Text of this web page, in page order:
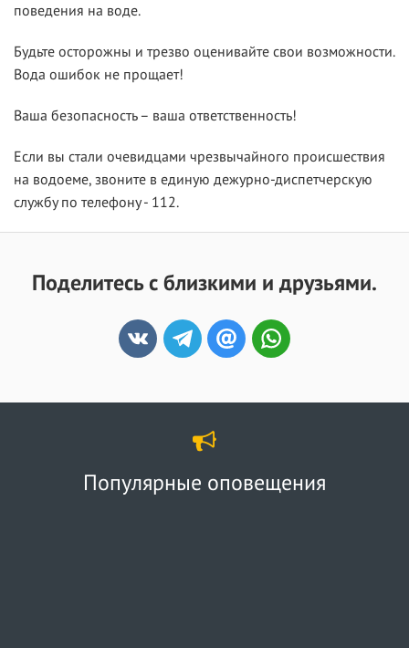
поведения на воде.
Будьте осторожны и трезво оценивайте свои возможности.
Вода ошибок не прощает!
Ваша безопасность – ваша ответственность!
Если вы стали очевидцами чрезвычайного происшествия
на водоеме, звоните в единую дежурно-диспетчерскую
службу по телефону - 112.
Поделитесь с близкими и друзьями.
Популярные оповещения